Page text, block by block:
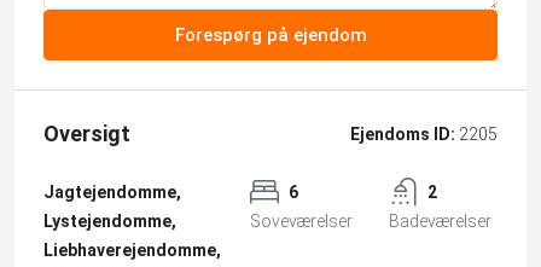
Forespørg på ejendom
Oversigt Ejendoms ID: 2205
Jagtejendomme,
Lystejendomme,
Liebhaverejendomme,
6
Soveværelser
2
Badeværelser